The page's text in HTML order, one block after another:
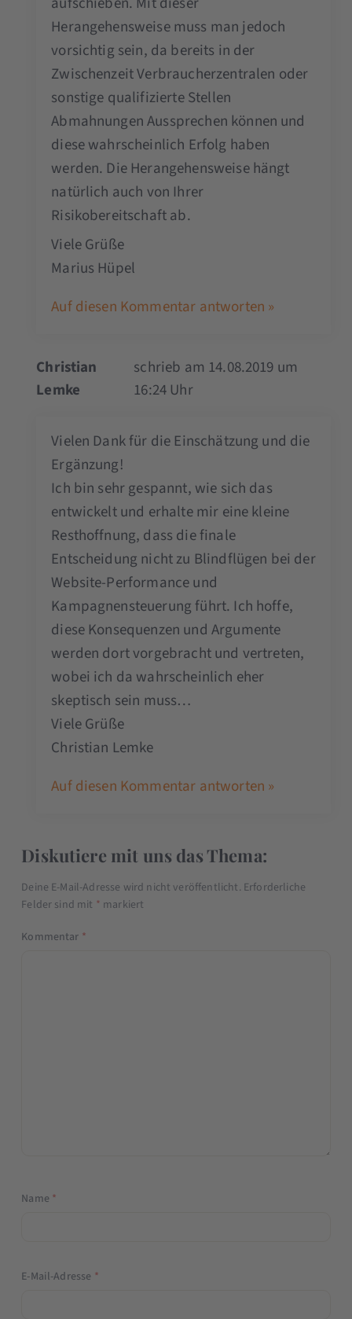
Herangehensweise muss man jedoch
vorsichtig sein, da bereits in der
Zwischenzeit Verbraucherzentralen oder
sonstige qualifizierte Stellen
Abmahnungen Aussprechen können und
diese wahrscheinlich Erfolg haben
werden. Die Herangehensweise hängt
natürlich auch von Ihrer
Risikobereitschaft ab.
Viele Grüße
Marius Hüpel
Auf diesen Kommentar antworten »
Christian
Lemke
schrieb am 14.08.2019 um
16:24 Uhr
Vielen Dank für die Einschätzung und die
Ergänzung!
Ich bin sehr gespannt, wie sich das
entwickelt und erhalte mir eine kleine
Resthoffnung, dass die finale
Entscheidung nicht zu Blindflügen bei der
Website-Performance und
Kampagnensteuerung führt. Ich hoffe,
diese Konsequenzen und Argumente
werden dort vorgebracht und vertreten,
wobei ich da wahrscheinlich eher
skeptisch sein muss…
Viele Grüße
Christian Lemke
Auf diesen Kommentar antworten »
Diskutiere mit uns das Thema:
Deine E-Mail-Adresse wird nicht veröffentlicht. Erforderliche
Felder sind mit * markiert
Kommentar *
Name *
E-Mail-Adresse *